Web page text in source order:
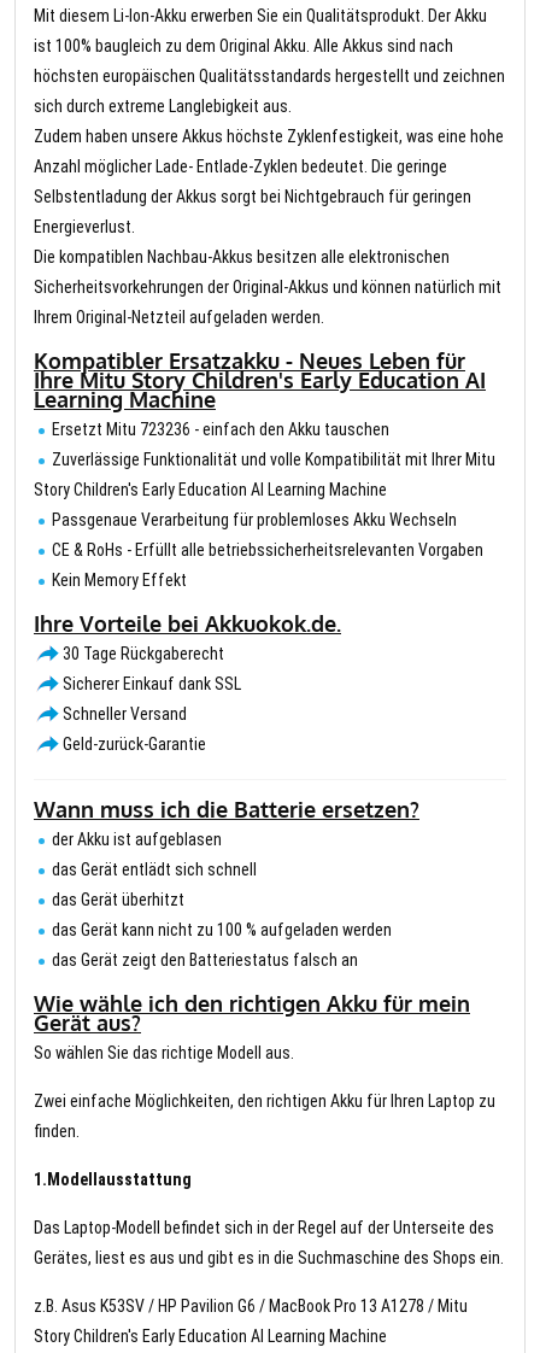
Mit diesem Li-Ion-Akku erwerben Sie ein Qualitätsprodukt. Der Akku
ist 100% baugleich zu dem Original Akku. Alle Akkus sind nach
höchsten europäischen Qualitätsstandards hergestellt und zeichnen
sich durch extreme Langlebigkeit aus.
Zudem haben unsere Akkus höchste Zyklenfestigkeit, was eine hohe
Anzahl möglicher Lade- Entlade-Zyklen bedeutet. Die geringe
Selbstentladung der Akkus sorgt bei Nichtgebrauch für geringen
Energieverlust.
Die kompatiblen Nachbau-Akkus besitzen alle elektronischen
Sicherheitsvorkehrungen der Original-Akkus und können natürlich mit
Ihrem Original-Netzteil aufgeladen werden.
Kompatibler Ersatzakku - Neues Leben für
Ihre Mitu Story Children's Early Education AI
Learning Machine
Ersetzt Mitu 723236 - einfach den Akku tauschen
Zuverlässige Funktionalität und volle Kompatibilität mit Ihrer Mitu
Story Children's Early Education AI Learning Machine
Passgenaue Verarbeitung für problemloses Akku Wechseln
CE & RoHs - Erfüllt alle betriebssicherheitsrelevanten Vorgaben
Kein Memory Effekt
Ihre Vorteile bei Akkuokok.de.
30 Tage Rückgaberecht
Sicherer Einkauf dank SSL
Schneller Versand
Geld-zurück-Garantie
Wann muss ich die Batterie ersetzen?
der Akku ist aufgeblasen
das Gerät entlädt sich schnell
das Gerät überhitzt
das Gerät kann nicht zu 100 % aufgeladen werden
das Gerät zeigt den Batteriestatus falsch an
Wie wähle ich den richtigen Akku für mein
Gerät aus?
So wählen Sie das richtige Modell aus.
Zwei einfache Möglichkeiten, den richtigen Akku für Ihren Laptop zu
finden.
1.Modellausstattung
Das Laptop-Modell befindet sich in der Regel auf der Unterseite des
Gerätes, liest es aus und gibt es in die Suchmaschine des Shops ein.
z.B. Asus K53SV / HP Pavilion G6 / MacBook Pro 13 A1278 / Mitu
Story Children's Early Education AI Learning Machine